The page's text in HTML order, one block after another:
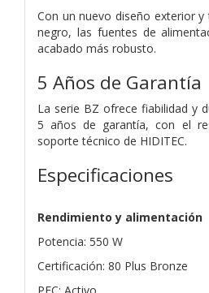
Con un nuevo diseño exterior
negro, las fuentes de
acabado más robusto.
5 Años de Garantía
La serie BZ ofrece fiabilidad y
5 años de garantía, con el
soporte técnico de HIDITEC.
Especificaciones
Rendimiento y alimentación
Potencia: 550 W
Certificación: 80 Plus Bronze
PFC: Activo